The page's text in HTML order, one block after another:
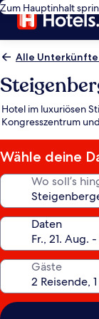
Zum Hauptinhalt
Alle
Hotel im luxuriösen
Kongresszentrum
Wähle deine
Wo soll’s
Daten
Gäste